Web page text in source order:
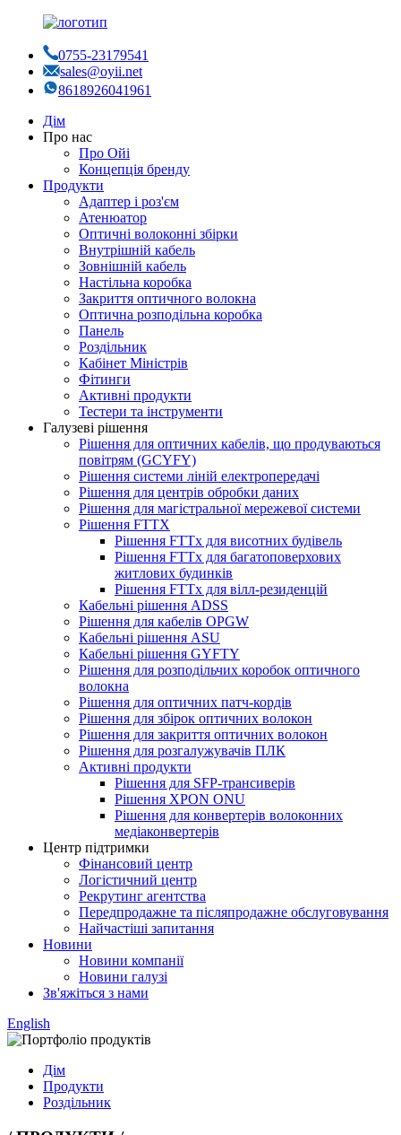
0755-23179541
sales@oyii.net
8618926041961
Дім
Про нас
Про Ойі
Концепція бренду
Продукти
Адаптер і роз'єм
Атенюатор
Оптичні волоконні збірки
Внутрішній кабель
Зовнішній кабель
Настільна коробка
Закриття оптичного волокна
Оптична розподільна коробка
Панель
Роздільник
Кабінет Міністрів
Фітинги
Активні продукти
Тестери та інструменти
Галузеві рішення
Рішення для оптичних кабелів, що продуваються
повітрям (GCYFY)
Рішення системи ліній електропередачі
Рішення для центрів обробки даних
Рішення для магістральної мережевої системи
Рішення FTTX
Рішення FTTx для висотних будівель
Рішення FTTx для багатоповерхових
житлових будинків
Рішення FTTx для вілл-резиденцій
Кабельні рішення ADSS
Рішення для кабелів OPGW
Кабельні рішення ASU
Кабельні рішення GYFTY
Рішення для розподільчих коробок оптичного
волокна
Рішення для оптичних патч-кордів
Рішення для збірок оптичних волокон
Рішення для закриття оптичних волокон
Рішення для розгалужувачів ПЛК
Активні продукти
Рішення для SFP-трансиверів
Рішення XPON ONU
Рішення для конвертерів волоконних
медіаконвертерів
Центр підтримки
Фінансовий центр
Логістичний центр
Рекрутинг агентства
Передпродажне та післяпродажне обслуговування
Найчастіші запитання
Новини
Новини компанії
Новини галузі
Зв'яжіться з нами
English
Дім
Продукти
Роздільник